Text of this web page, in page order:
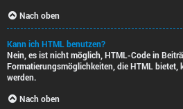
Nach oben
Kann ich HTML benutzen?
Nein, es ist nicht möglich, HTML-Code in
Formatierungsmöglichkeiten, die HTML bietet,
werden.
Nach oben